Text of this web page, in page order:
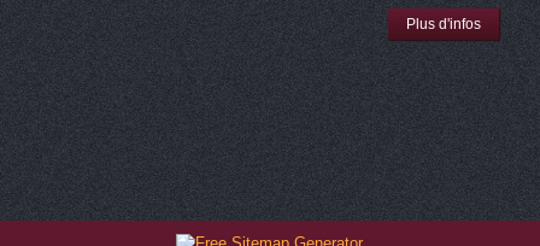
Plus d'infos